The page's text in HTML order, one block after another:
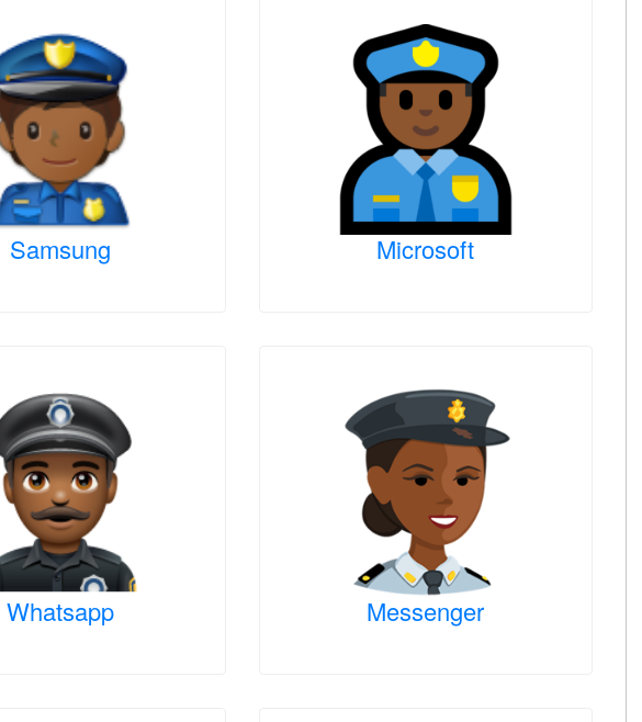
Samsung Microsoft
Whatsapp Messenger